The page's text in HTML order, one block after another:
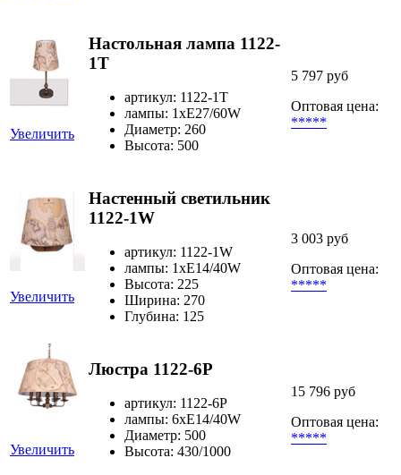
Увеличить
Настольная лампа 1122-
1T
артикул: 1122-1T
лампы: 1хE27/60W
Диаметр: 260
Высота: 500
5 797 руб
Оптовая цена:
*****
Увеличить
Настенный светильник
1122-1W
артикул: 1122-1W
лампы: 1хE14/40W
Высота: 225
Ширина: 270
Глубина: 125
3 003 руб
Оптовая цена:
*****
Увеличить
Люстра 1122-6P
артикул: 1122-6P
лампы: 6хE14/40W
Диаметр: 500
Высота: 430/1000
15 796 руб
Оптовая цена:
*****